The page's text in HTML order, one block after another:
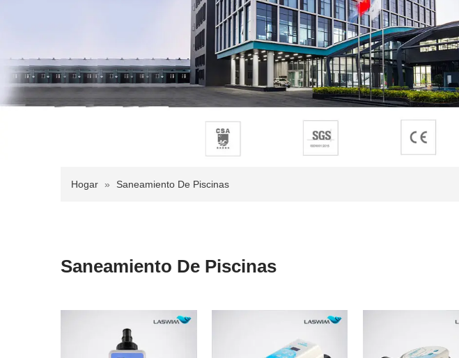
Hogar » Saneamiento De Piscinas
Saneamiento De Piscinas